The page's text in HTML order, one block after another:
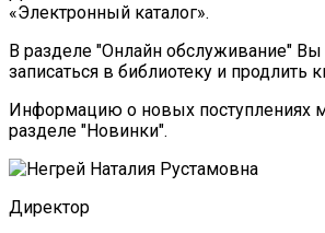
«Электронный каталог».
В разделе "Онлайн обслуживание"
записаться в библиотеку и продлить
Информацию о новых поступлениях
разделе "Новинки".
Директор